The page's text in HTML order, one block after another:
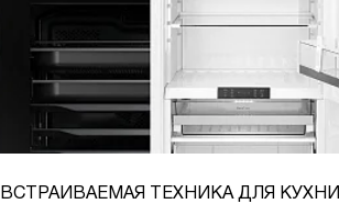
ВСТРАИВАЕМАЯ ТЕХНИКА ДЛЯ КУХНИ